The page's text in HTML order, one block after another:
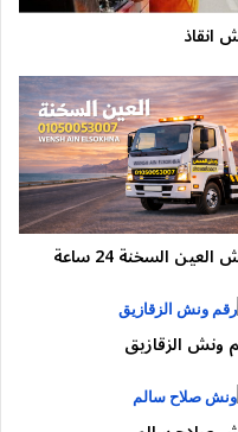
⇐⇒ المنيب)
– زحام
انقاذ
السخنة 24 ساعة
ونش الزقازيق